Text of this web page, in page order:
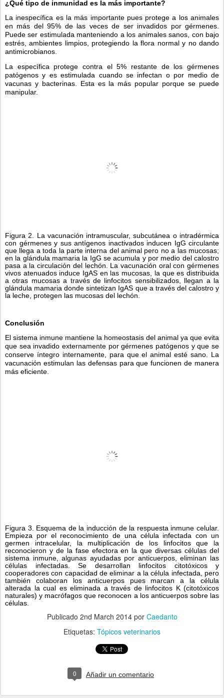
¿Qué tipo de inmunidad es la más importante?
La inespecífica es la más importante pues protege a los animales
en más del 95% de las veces de ser invadidos por gérmenes.
Puede ser estimulada manteniendo a los animales sanos, con bajo
estrés, ambientes limpios, protegiendo la flora normal y no dando
antimicrobianos.
La específica protege contra el 5% restante de los gérmenes
patógenos y es estimulada cuando se infectan o por medio de
vacunas y bacterinas. Esta es la más popular porque se puede
manipular.
Figura 2. La vacunación intramuscular, subcutánea o intradérmica
con gérmenes y sus antígenos inactivados inducen IgG circulante
que llega a toda la parte interna del animal pero no a las mucosas;
en la glándula mamaria la IgG se acumula y por medio del calostro
pasa a la circulación del lechón. La vacunación oral con gérmenes
vivos atenuados induce IgAS en las mucosas, la que es distribuida
a otras mucosas a través de linfocitos sensibilizados, llegan a la
glándula mamaria donde sintetizan IgAS que a través del calostro y
la leche, protegen las mucosas del lechón.
Conclusión
El sistema inmune mantiene la homeostasis del animal ya que evita
que sea invadido externamente por gérmenes patógenos y que se
conserve íntegro internamente, para que el animal esté sano. La
vacunación estimulan las defensas para que funcionen de manera
más eficiente.
Figura 3. Esquema de la inducción de la respuesta inmune celular.
Empieza por el reconocimiento de una célula infectada con un
germen intracelular, la multiplicación de los linfocitos que la
reconocieron y de la fase efectora en la que diversas células del
sistema inmune, algunas ayudadas por anticuerpos, eliminan las
células infectadas. Se desarrollan linfocitos citotóxicos y
cooperadores con capacidad de eliminar a la célula infectada, pero
también colaboran los anticuerpos pues marcan a la célula
alterada la cual es eliminada a través de linfocitos K (citotóxicos
naturales) y macrófagos que reconocen a los anticuerpos sobre las
células.
Publicado 2nd March 2014por Caedanto
Etiquetas: Tópicos veterinarios
0 Añadir un comentario